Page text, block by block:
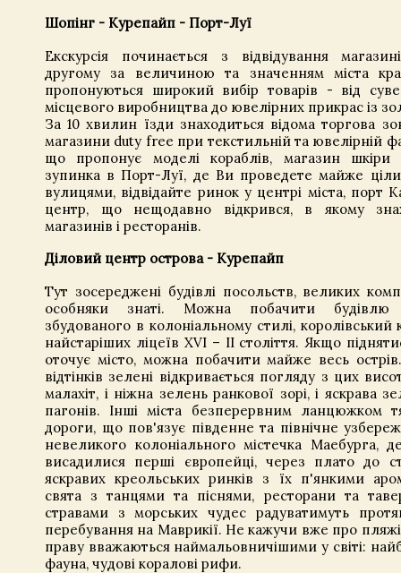
Шопінг - Курепайп - Порт-Луї
Екскурсія починається з відвідування
другому за величиною та значенням міста
пропонуються широкий вибір товарів - від
місцевого виробництва до ювелірних прикрас із
За 10 хвилин їзди знаходиться відома торгова
магазини duty free при текстильній та ювелірній
що пропонує моделі кораблів, магазин шкіри
зупинка в Порт-Луї, де Ви проведете майже
вулицями, відвідайте ринок у центрі міста, порт
центр, що нещодавно відкрився, в якому
магазинів і ресторанів.
Діловий центр острова - Курепайп
Тут зосереджені будівлі посольств, великих
особняки знаті. Можна побачити будівлю
збудованого в колоніальному стилі,
найстаріших ліцеїв XVI – II століття. Якщо
оточує місто, можна побачити майже весь острів.
відтінків зелені відкривається погляду з цих
малахіт, і ніжна зелень ранкової зорі, і яскрава
пагонів. Інші міста безперервним ланцюжком
дороги, що пов'язує південне та північне
невеликого колоніального містечка Маебурга,
висадилися перші європейці, через плато до
яскравих креольських ринків з їх п'янкими
свята з танцями та піснями, ресторани та
стравами з морських чудес радуватимуть
перебування на Маврикії. Не кажучи вже про пляжі
праву вважаються наймальовничішими у світі:
фауна, чудові коралові рифи.